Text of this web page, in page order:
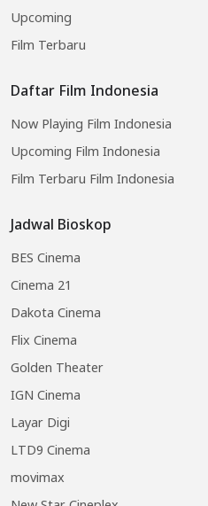
Upcoming
Film Terbaru
Daftar Film Indonesia
Now Playing Film Indonesia
Upcoming Film Indonesia
Film Terbaru Film Indonesia
Jadwal Bioskop
BES Cinema
Cinema 21
Dakota Cinema
Flix Cinema
Golden Theater
IGN Cinema
Layar Digi
LTD9 Cinema
movimax